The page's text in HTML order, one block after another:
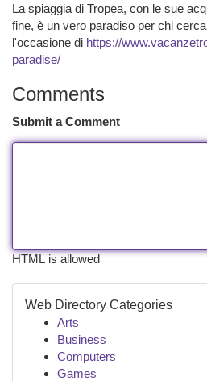
La spiaggia di Tropea, con le sue
fine, è un vero paradiso per chi
l'occasione di https://
paradise/
Comments
Submit a Comment
HTML is allowed
Web Directory Categories
Arts
Business
Computers
Games